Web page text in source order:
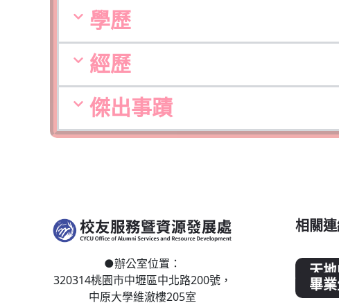
學歷
經歷
傑出事蹟
●辦公室位置：
320314桃園市中壢區中北路200號，
中原大學維澈樓205室
相關
天
畢